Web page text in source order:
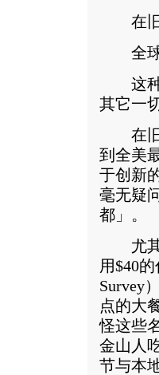
在旧
全球
这种
其它一
在旧
到全美
于创新
毫无疑
都」。
尤其
用$40
Survey
点的大
怪这些
金山人
节与本